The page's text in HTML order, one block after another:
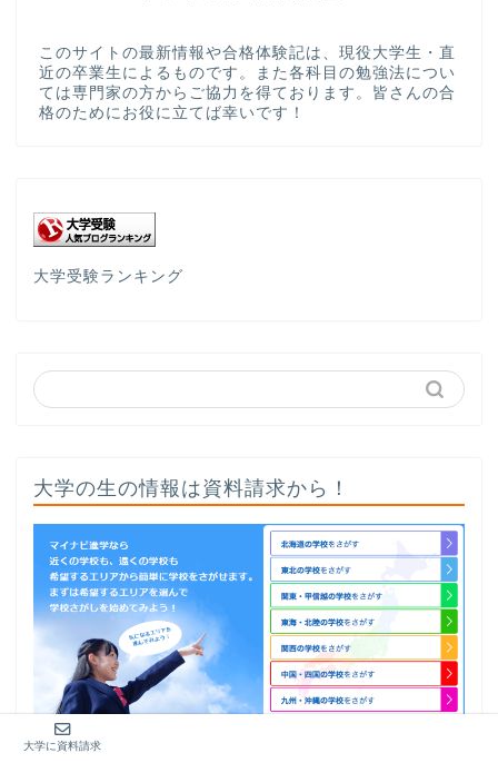
このサイトの最新情報や合格体験記は、現役大学生・直
近の卒業生によるものです。また各科目の勉強法につい
ては専門家の方からご協力を得ております。皆さんの合
格のためにお役に立てば幸いです！
大学受験ランキング
大学の生の情報は資料請求から！
検索して気になる大学の情報をチェック！
大学に資料請求